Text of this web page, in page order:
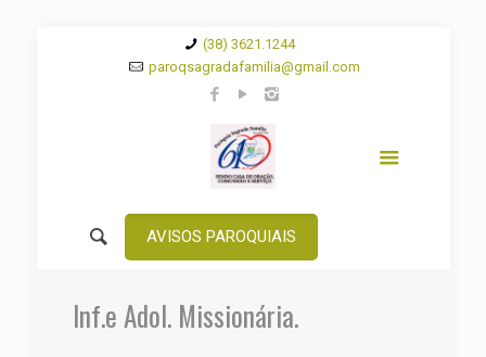
(38) 3621.1244
paroqsagradafamilia@gmail.com
AVISOS PAROQUIAIS
Inf.e Adol. Missionária.